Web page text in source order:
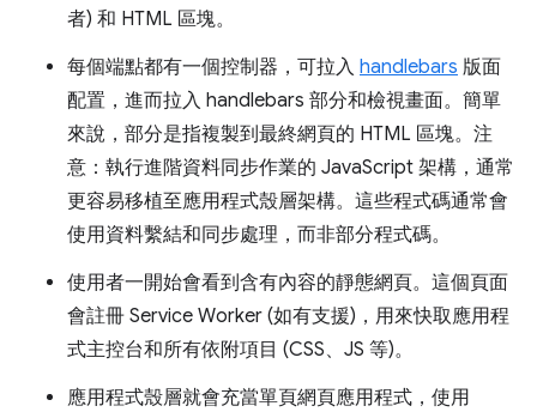
者) 和 HTML 區塊。
每個端點都有一個控制器，可拉入 handlebars 版面
配置，進而拉入 handlebars 部分和檢視畫面。簡單
來說，部分是指複製到最終網頁的 HTML 區塊。注
意：執行進階資料同步作業的 JavaScript 架構，通常
更容易移植至應用程式殼層架構。這些程式碼通常會
使用資料繫結和同步處理，而非部分程式碼。
使用者一開始會看到含有內容的靜態網頁。這個頁面
會註冊 Service Worker (如有支援)，用來快取應用程
式主控台和所有依附項目 (CSS、JS 等)。
應用程式殼層就會充當單頁網頁應用程式，使用